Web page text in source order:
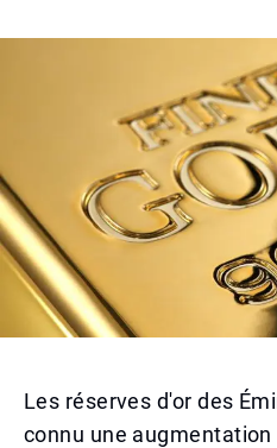
Les réserves d'or des
connu une